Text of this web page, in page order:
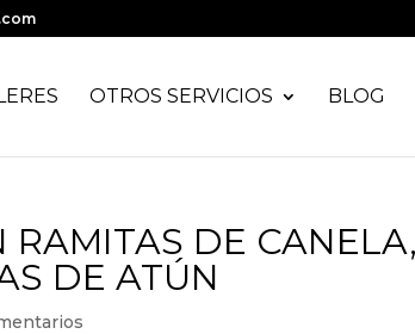
OTROS SERVICIOS BLOG
RAMITAS DE CANELA,
DE ATÚN